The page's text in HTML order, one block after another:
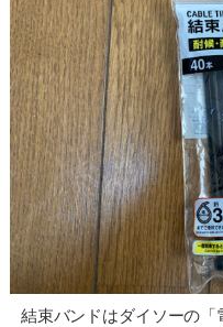
結束バンドはダイソーの